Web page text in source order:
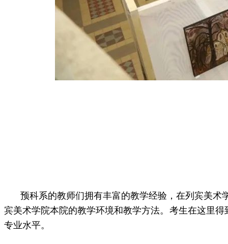
预科系的教师们拥有丰富的教学经验，在列宾美
宾美术学院本院的教学环境和教学方法。考生在这里
专业水平。